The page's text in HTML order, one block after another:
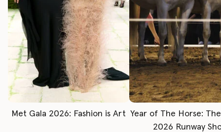
Met Gala 2026: Fashion is Art Year of The Horse:
2026 Runway